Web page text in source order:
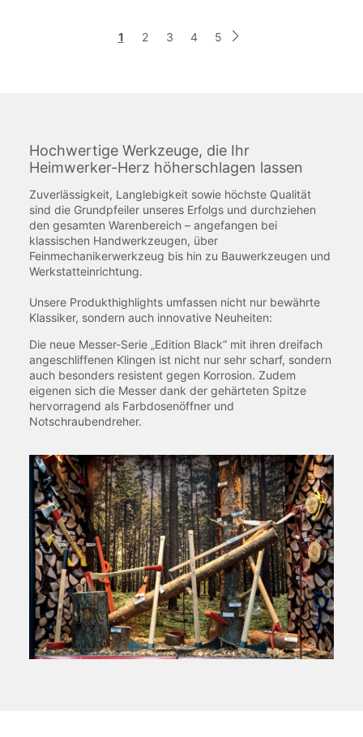
Sie
1 Seite
2 Seite
3 Seite
4 Seite
5 Seite
Weiter
Hochwertige Werkzeuge, die Ihr
Heimwerker-Herz höherschlagen lassen
Zuverlässigkeit, Langlebigkeit sowie höchste Qualität
sind die Grundpfeiler unseres Erfolgs und durchziehen
den gesamten Warenbereich – angefangen bei
klassischen Handwerkzeugen, über
Feinmechanikerwerkzeug bis hin zu Bauwerkzeugen und
Werkstatteinrichtung.
Unsere Produkthighlights umfassen nicht nur bewährte
Klassiker, sondern auch innovative Neuheiten:
Die neue Messer-Serie „Edition Black“ mit ihren dreifach
angeschliffenen Klingen ist nicht nur sehr scharf, sondern
auch besonders resistent gegen Korrosion. Zudem
eigenen sich die Messer dank der gehärteten Spitze
hervorragend als Farbdosenöffner und
Notschraubendreher.